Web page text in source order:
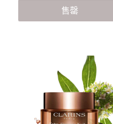
售罄